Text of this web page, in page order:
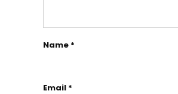
Name *
Email *